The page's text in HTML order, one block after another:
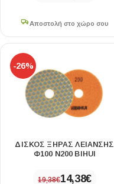
Αποστολή στο χώρο σου
-26%
ΔΙΣΚΟΣ ΞΗΡΑΣ ΛΕΙΑΝΣΗΣ
Φ100 Ν200 BIHUI
19,38€14,38€